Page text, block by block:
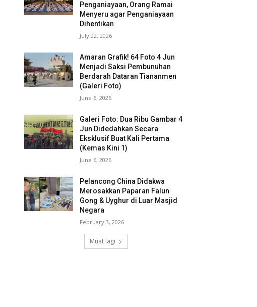
Penganiayaan, Orang Ramai
Menyeru agar Penganiayaan
Dihentikan
July 22, 2026
Amaran Grafik! 64 Foto 4 Jun
Menjadi Saksi Pembunuhan
Berdarah Dataran Tiananmen
(Galeri Foto)
June 6, 2026
Galeri Foto: Dua Ribu Gambar 4
Jun Didedahkan Secara
Eksklusif Buat Kali Pertama
(Kemas Kini 1)
June 6, 2026
Pelancong China Didakwa
Merosakkan Paparan Falun
Gong & Uyghur di Luar Masjid
Negara
February 3, 2026
Muat lagi